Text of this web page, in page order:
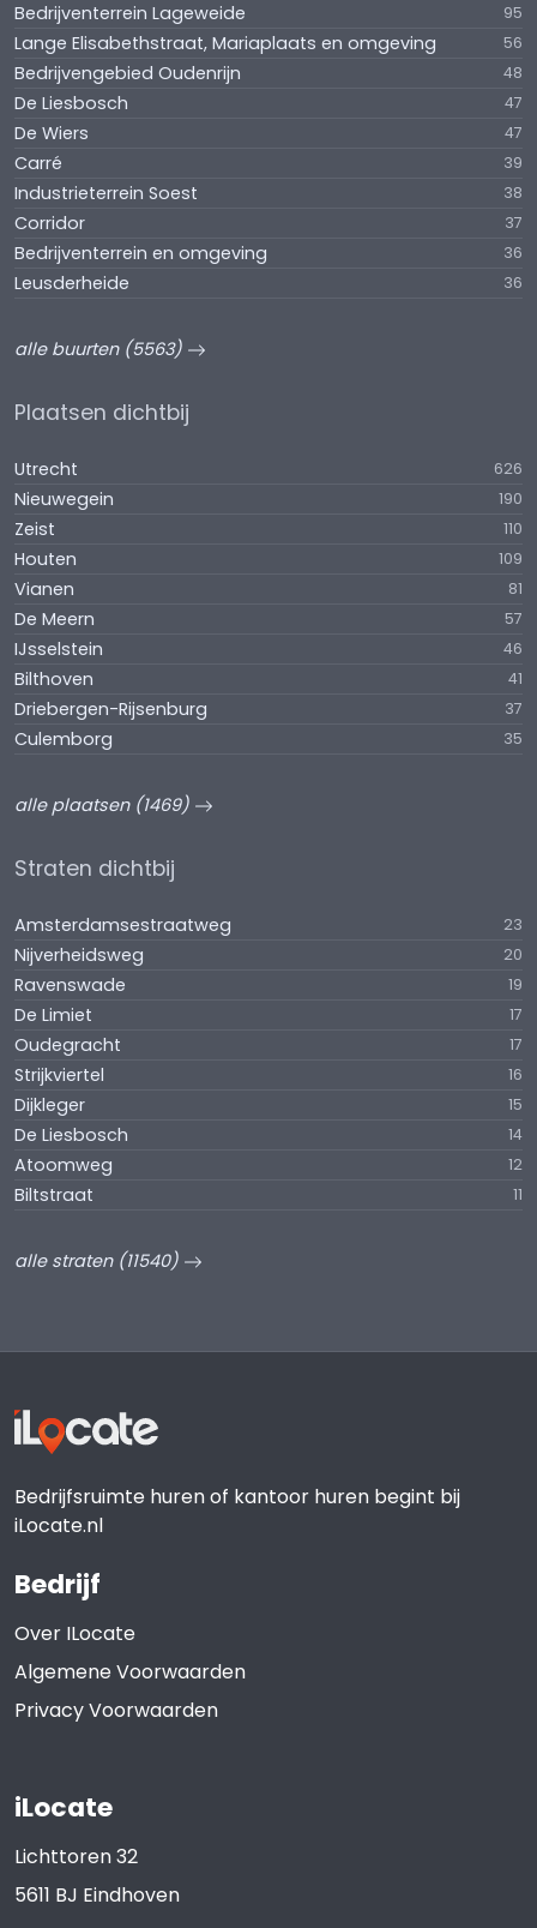
Bedrijventerrein Lageweide 95
Lange Elisabethstraat, Mariaplaats en omgeving 56
Bedrijvengebied Oudenrijn 48
De Liesbosch 47
De Wiers 47
Carré 39
Industrieterrein Soest 38
Corridor 37
Bedrijventerrein en omgeving 36
Leusderheide 36
alle buurten (5563)
Plaatsen dichtbij
Utrecht 626
Nieuwegein 190
Zeist 110
Houten 109
Vianen 81
De Meern 57
IJsselstein 46
Bilthoven 41
Driebergen-Rijsenburg 37
Culemborg 35
alle plaatsen (1469)
Straten dichtbij
Amsterdamsestraatweg 23
Nijverheidsweg 20
Ravenswade 19
De Limiet 17
Oudegracht 17
Strijkviertel 16
Dijkleger 15
De Liesbosch 14
Atoomweg 12
Biltstraat 11
alle straten (11540)
Bedrijfsruimte huren of kantoor huren begint bij
iLocate.nl
Bedrijf
Over ILocate
Algemene Voorwaarden
Privacy Voorwaarden
iLocate
Lichttoren 32
5611 BJ Eindhoven